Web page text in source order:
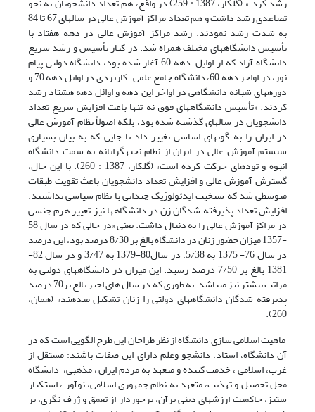
تصاعدی رشد داشت و هم تعداد مراکز آموزش عالی در سال­های 67 تا 84
به شدت رشد نمودند. رشد مراکز آموزش عالی در دهه هفتاد با
تأسیس دانشگاه­های مختلف همراه شد. در کنار تأسیس و رشد سریع
دانشگاه آزاد که از اوایل دهه 60 آغاز شده بود، دانشگاه­ دولتی پیام
نور، در اواخر دهه 60، دانشگاه جامع علمی ـ کاربردی در اوایل دهه 70 و
دوره­های شبانه دانشگاهی در اواخر این دهه و اوائل دهه هشتاد رشد
کردند. «تأسیس دانشگاه­های فوق نه تنها باعث افزایش سریع تعداد
دانشجویان در سال­های گذشته شده بود، بلکه اصولاً نظام آموزش عالی
در ایران را به گونه­ای اساسی تغییر داد تا جایی که به بیان بسیاری
سیستم آموزش عالی در ایران از نظام نخبه­گرایانه به سمت دانشگاه
انبوه و توده­ای حرکت کرده است» (گلکار، 1387 : 260). با این حال،
گسترش آموزش عالی و افزایش تعداد دانشجویان باعث تقویت طبقات
متوسطی شد که سنخیت ایدئولوژیک چندانی با نظام سیاسی نداشتند.
افزایش تعداد پذیرفته شدگان زن در دانشگاه­ها نیز تغییر هرم جنسی
در مراکز آموزش عالی را به دنبال داشت. یعنی «در حالی که در سال 58
-1357 میزان حضور زنان در دانشگاه بالغ بر 8/30 درصد بود، این درصد
در سال 76- 1375 به 5/38، در سال80-1379 به 3/47 و در سال 82-
1381 بالغ بر 7/50 درصد رسید. این میزان در دانشگاه­های دولتی به
مراتب بیشتر نیز می­باشد. به طوری که در سال های اخیر بالغ بر70 درصد
پذیرفته شدگان دانشگاه­های دولتی را زنان تشکیل می­دهند» (همان،
260).
ماهیت اسلامی سازی دانشگاه از نظر طراحان این طرح الگویی است که در
آن دانشگاه، استاد، دانشجو وعلم دارای این صفات باشند: مستقل از
غرب، اسلامی ، خدمت کننده و متعهد به مردم ایران ، مذهبی، دانشگاه
محل تحصیل و تهذیب، متعهد به نظام جمهوری اسلامی، نوآور ، استکبار
ستیز، حاکمیت ارزشهای دینی برآن، برخوردار از تعمق و ژرف نگری، بر